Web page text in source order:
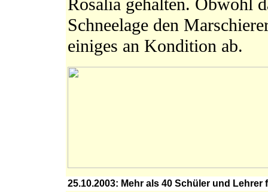
Rosalia gehalten. Obwohl
Schneelage den
einiges an Kondition ab.
25.10.2003: Mehr als 40 Schüler und